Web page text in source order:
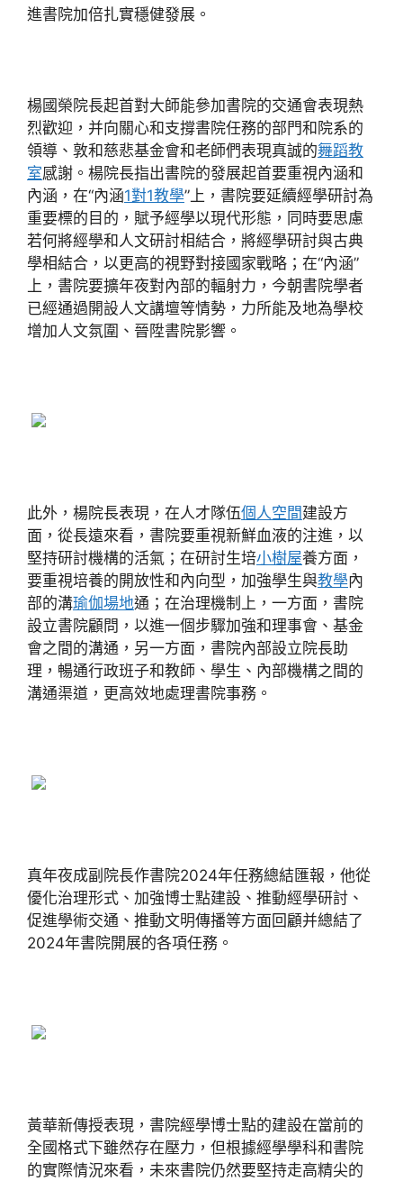
進書院加倍扎實穩健發展。
楊國榮院長起首對大師能參加書院的交通會表現熱
烈歡迎，并向關心和支撐書院任務的部門和院系的
領導、敦和慈悲基金會和老師們表現真誠的舞蹈教
室感謝。楊院長指出書院的發展起首要重視內涵和
內涵，在“內涵1對1教學”上，書院要延續經學研討為
重要標的目的，賦予經學以現代形態，同時要思慮
若何將經學和人文研討相結合，將經學研討與古典
學相結合，以更高的視野對接國家戰略；在“內涵”
上，書院要擴年夜對內部的輻射力，今朝書院學者
已經通過開設人文講壇等情勢，力所能及地為學校
增加人文氛圍、晉陞書院影響。
此外，楊院長表現，在人才隊伍個人空間建設方
面，從長遠來看，書院要重視新鮮血液的注進，以
堅持研討機構的活氣；在研討生培小樹屋養方面，
要重視培養的開放性和內向型，加強學生與教學內
部的溝瑜伽場地通；在治理機制上，一方面，書院
設立書院顧問，以進一個步驟加強和理事會、基金
會之間的溝通，另一方面，書院內部設立院長助
理，暢通行政班子和教師、學生、內部機構之間的
溝通渠道，更高效地處理書院事務。
真年夜成副院長作書院2024年任務總結匯報，他從
優化治理形式、加強博士點建設、推動經學研討、
促進學術交通、推動文明傳播等方面回顧并總結了
2024年書院開展的各項任務。
黃華新傳授表現，書院經學博士點的建設在當前的
全國格式下雖然存在壓力，但根據經學學科和書院
的實際情況來看，未來書院仍然要堅持走高精尖的